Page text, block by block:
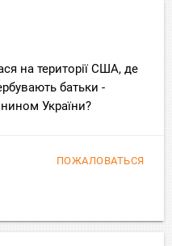
на території США, де
батьки -
України?
ПОЖАЛОВАТЬСЯ